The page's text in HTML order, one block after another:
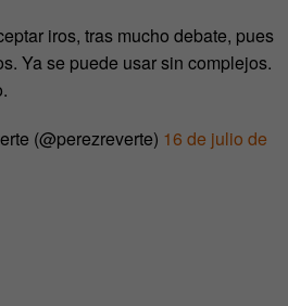
iros, tras mucho debate, pues
Ya se puede usar sin complejos.
(@perezreverte) 16 de julio de